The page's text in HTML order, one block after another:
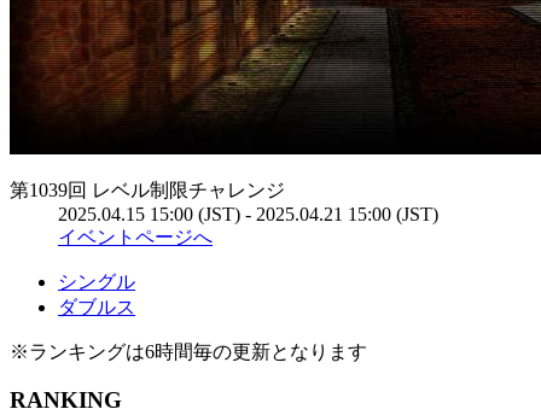
第1039回 レベル制限チャレンジ
2025.04.15 15:00 (JST) - 2025.04.21 15:00 (JST)
イベントページへ
シングル
ダブルス
※ランキングは6時間毎の更新となります
RANKING